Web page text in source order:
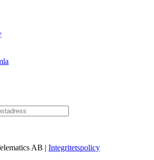
AB | Integritetspolicy